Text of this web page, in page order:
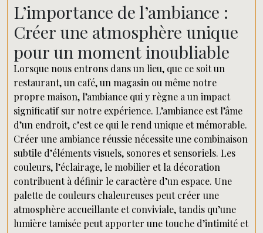
L’importance de l’ambiance :
Créer une atmosphère unique
pour un moment inoubliable
Lorsque nous entrons dans un lieu, que ce soit un
restaurant, un café, un magasin ou même notre
propre maison, l’ambiance qui y règne a un impact
significatif sur notre expérience. L’ambiance est l’âme
d’un endroit, c’est ce qui le rend unique et mémorable.
Créer une ambiance réussie nécessite une combinaison
subtile d’éléments visuels, sonores et sensoriels. Les
couleurs, l’éclairage, le mobilier et la décoration
contribuent à définir le caractère d’un espace. Une
palette de couleurs chaleureuses peut créer une
atmosphère accueillante et conviviale, tandis qu’une
lumière tamisée peut apporter une touche d’intimité et